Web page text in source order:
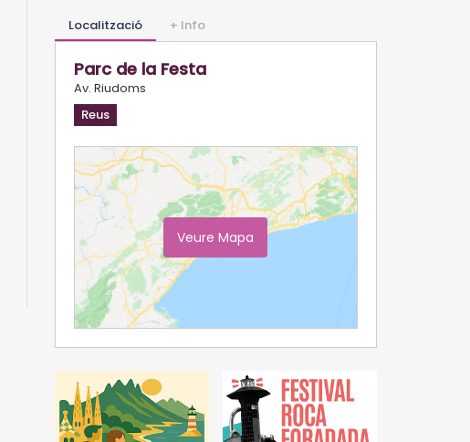
Localització + Info
Parc de la Festa
Av. Riudoms
Reus
Veure Mapa